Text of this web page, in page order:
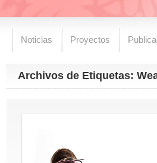
Noticias Proyectos
Archivos de Etiquetas: